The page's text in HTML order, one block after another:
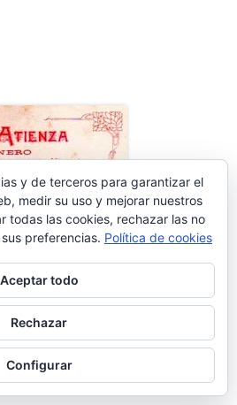
#6.660
Muñoz Seca #6.658
y de terceros para garantizar el
medir su uso y mejorar nuestros
todas las cookies, rechazar las no
preferencias. Política de cookies
Aceptar todo
Rechazar
Configurar